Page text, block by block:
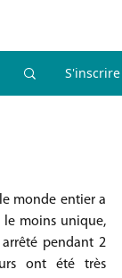
S'inscrire
monde entier a
moins unique,
arrêté pendant 2
ont été très